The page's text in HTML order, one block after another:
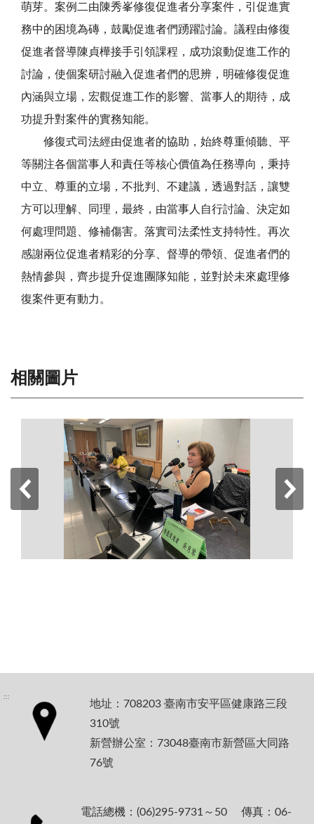
萌芽。案例二由陳秀峯修復促進者分享案件，引促進實
務中的困境為磚，鼓勵促進者們踴躍討論。議程由修復
促進者督導陳貞樺接手引領課程，成功滾動促進工作的
討論，使個案研討融入促進者們的思辨，明確修復促進
內涵與立場，宏觀促進工作的影響、當事人的期待，成
功提升對案件的實務知能。
修復式司法經由促進者的協助，始終尊重傾聽、平
等關注各個當事人和責任等核心價值為任務導向，秉持
中立、尊重的立場，不批判、不建議，透過對話，讓雙
方可以理解、同理，最終，由當事人自行討論、決定如
何處理問題、修補傷害。落實司法柔性支持特性。再次
感謝兩位促進者精彩的分享、督導的帶領、促進者們的
熱情參與，齊步提升促進團隊知能，並對於未來處理修
復案件更有動力。
相關圖片
:::
地址：708203 臺南市安平區健康路三段
310號
新營辦公室：73048臺南市新營區大同路
76號
電話總機：(06)295-9731～50 傳真：06-